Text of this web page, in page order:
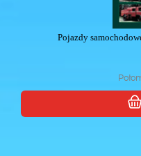
Pojazdy